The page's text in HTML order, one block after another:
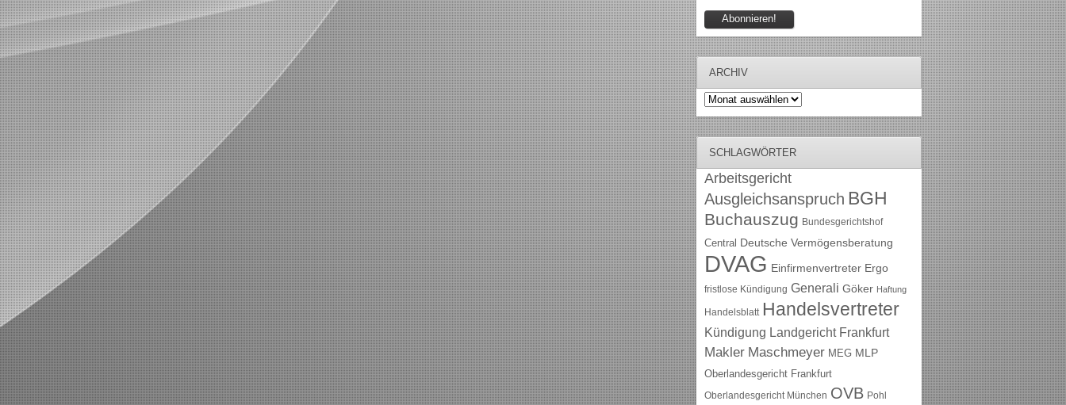
ARCHIV
Archiv
SCHLAGWÖRTER
Arbeitsgericht
Ausgleichsanspruch BGH
Buchauszug Bundesgerichtshof
Central Deutsche Vermögensberatung
DVAG Einfirmenvertreter Ergo
fristlose Kündigung Generali Göker Haftung
Handelsblatt Handelsvertreter
Kündigung Landgericht Frankfurt
Makler Maschmeyer MEG MLP
Oberlandesgericht Frankfurt
Oberlandesgericht München OVB Pohl